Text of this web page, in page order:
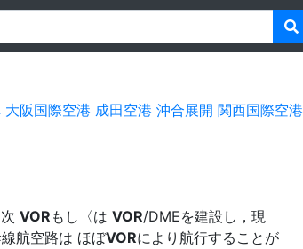
大阪国際空港 成田空港 沖合展開 関西国際空港
VOR もし〈は VOR/DMEを建設し，現
航空路は ほぼVORにより航行することが